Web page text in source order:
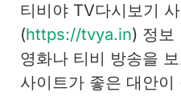
티비야 TV다시보기
(https://tvya.in) 정보
영화나 티비 방송을
사이트가 좋은 대안